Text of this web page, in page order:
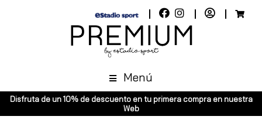
Menú
de descuento en tu primera compra en nuestra
Envíos gratuitos a